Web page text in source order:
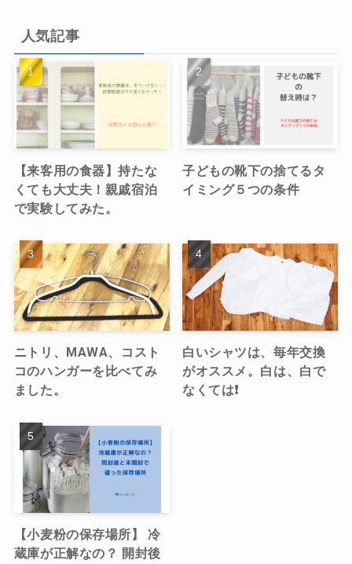
人気記事
【来客用の食器】持たな
くても大丈夫！親戚宿泊
で実験してみた。
子どもの靴下の捨てるタ
イミング５つの条件
ニトリ、MAWA、コスト
コのハンガーを比べてみ
ました。
白いシャツは、毎年交換
がオススメ。白は、白で
なくては❗️
【小麦粉の保存場所】 冷
蔵庫が正解なの？ 開封後